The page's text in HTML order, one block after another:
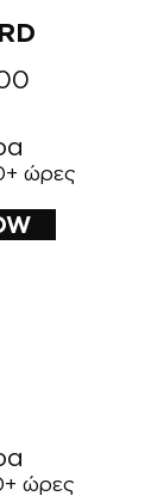
ώρες
ώρες